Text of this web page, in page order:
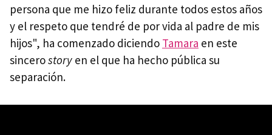
persona que me hizo feliz durante todos estos años
y el respeto que tendré de por vida al padre de mis
hijos", ha comenzado diciendo Tamara en este
sincerostory en el que ha hecho pública su
separación.